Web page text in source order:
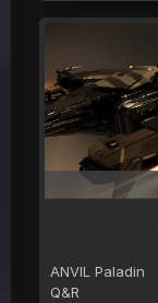
ANVIL Paladin
Q&R